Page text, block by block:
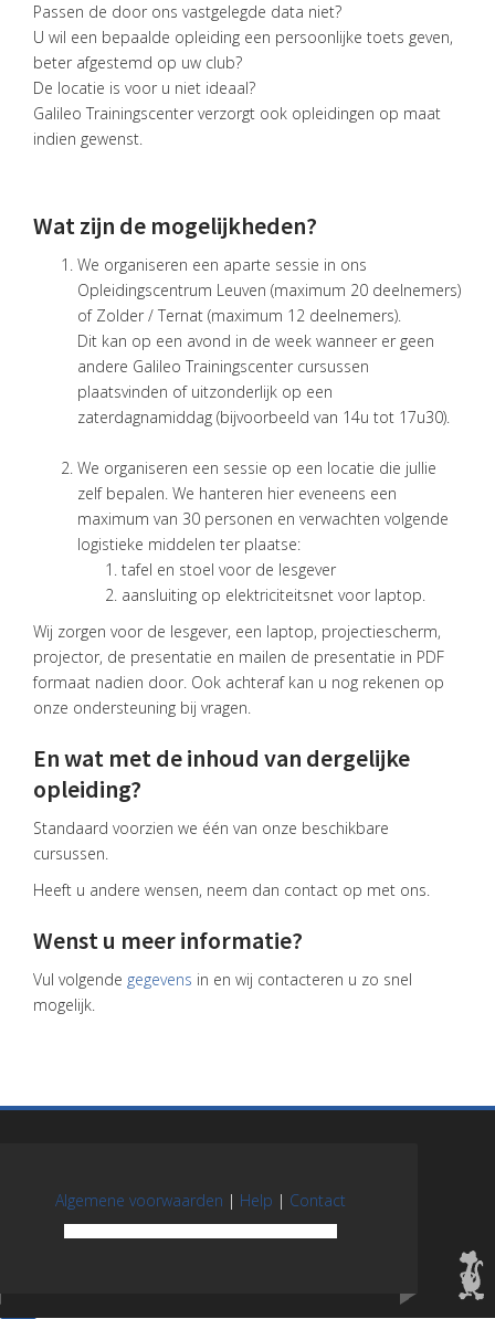
Passen de door ons vastgelegde data niet?
U wil een bepaalde opleiding een persoonlijke toets geven,
beter afgestemd op uw club?
De locatie is voor u niet ideaal?
Galileo Trainingscenter verzorgt ook opleidingen op maat
indien gewenst.
Wat zijn de mogelijkheden?
We organiseren een aparte sessie in ons
Opleidingscentrum Leuven (maximum 20 deelnemers)
of Zolder / Ternat (maximum 12 deelnemers).
Dit kan op een avond in de week wanneer er geen
andere Galileo Trainingscenter cursussen
plaatsvinden of uitzonderlijk op een
zaterdagnamiddag (bijvoorbeeld van 14u tot 17u30).
We organiseren een sessie op een locatie die jullie
zelf bepalen. We hanteren hier eveneens een
maximum van 30 personen en verwachten volgende
logistieke middelen ter plaatse:
tafel en stoel voor de lesgever
aansluiting op elektriciteitsnet voor laptop.
Wij zorgen voor de lesgever, een laptop, projectiescherm,
projector, de presentatie en mailen de presentatie in PDF
formaat nadien door. Ook achteraf kan u nog rekenen op
onze ondersteuning bij vragen.
En wat met de inhoud van dergelijke
opleiding?
Standaard voorzien we één van onze beschikbare
cursussen.
Heeft u andere wensen, neem dan contact op met ons.
Wenst u meer informatie?
Vul volgende gegevens in en wij contacteren u zo snel
mogelijk.
Algemene voorwaarden | Help | Contact